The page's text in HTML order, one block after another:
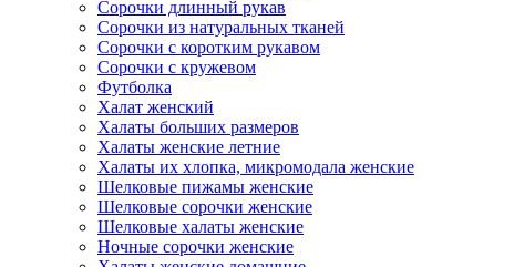
Сорочки длинный рукав
Сорочки из натуральных тканей
Сорочки с коротким рукавом
Сорочки с кружевом
Футболка
Халат женский
Халаты больших размеров
Халаты женские летние
Халаты их хлопка, микромодала женские
Шелковые пижамы женские
Шелковые сорочки женские
Шелковые халаты женские
Ночные сорочки женские